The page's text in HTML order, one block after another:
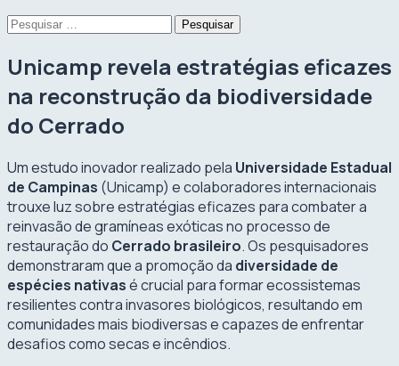
Pesquisar
Unicamp revela estratégias eficazes
na reconstrução da biodiversidade
do Cerrado
Um estudo inovador realizado pela Universidade Estadual
de Campinas (Unicamp) e colaboradores internacionais
trouxe luz sobre estratégias eficazes para combater a
reinvasão de gramíneas exóticas no processo de
restauração do Cerrado brasileiro. Os pesquisadores
demonstraram que a promoção da diversidade de
espécies nativasé crucial para formar ecossistemas
resilientes contra invasores biológicos, resultando em
comunidades mais biodiversas e capazes de enfrentar
desafios como secas e incêndios.